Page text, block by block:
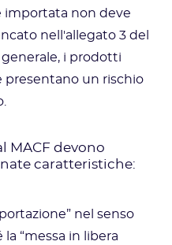
importata non deve
nell'allegato 3 del
i prodotti
presentano un rischio
MACF devono
caratteristiche:
nel senso
“messa in libera